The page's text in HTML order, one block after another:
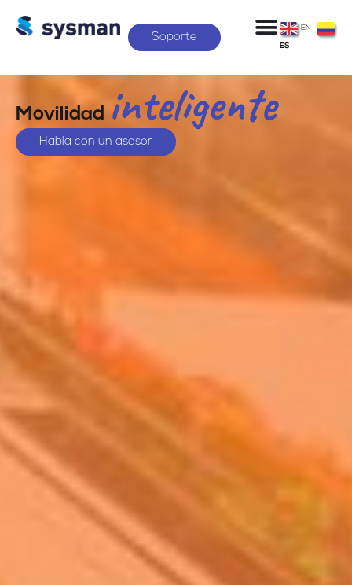
Soporte
EN
ES
Movilidad inteligente
Habla con un asesor